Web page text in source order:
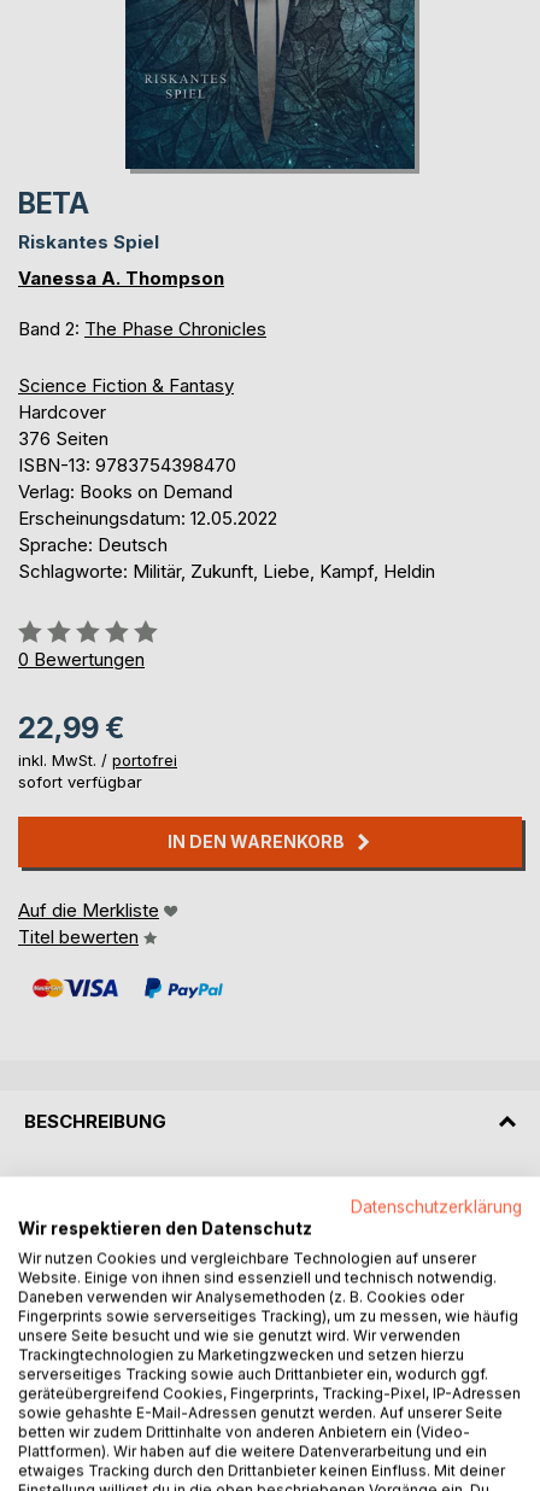
BETA
Riskantes Spiel
Vanessa A. Thompson
Band 2: The Phase Chronicles
Science Fiction & Fantasy
Hardcover
376 Seiten
ISBN-13: 9783754398470
Verlag: Books on Demand
Erscheinungsdatum: 12.05.2022
Sprache: Deutsch
Schlagworte: Militär, Zukunft, Liebe, Kampf, Heldin
Bewertung::
0%
0 Bewertungen
22,99 €
inkl. MwSt. / portofrei
sofort verfügbar
IN DEN WARENKORB
Auf die Merkliste
Titel bewerten
BESCHREIBUNG
Nach dem gefährlichen Kampf in Phase Gamma haben sich
Raellund 40 weitere Rekruten für Phase Beta qualifiziert.
Um Soldaten der Sondereinheit Alpha zu werden, müssen
sie in einem lebensgefährlichen Spiel gegeneinander
antreten und ihre Fähigkeiten erneut unter Beweis stellen.
Die Zeit drängt und von den Rekruten wird mehr abverlangt,
als je zuvor.
Dazu hat Raell noch mit ihren verwirrten Gefühlen zu
kämpfen, denn Alecs plötzliche Zuneigung bringt sie völlig
durcheinander und dann sind da auch noch ihre verbotenen
Datenschutzerklärung
Wir respektieren den Datenschutz
Wir nutzen Cookies und vergleichbare Technologien auf unserer
Website. Einige von ihnen sind essenziell und technisch notwendig.
Daneben verwenden wir Analysemethoden (z. B. Cookies oder
Fingerprints sowie serverseitiges Tracking), um zu messen, wie häufig
unsere Seite besucht und wie sie genutzt wird. Wir verwenden
Trackingtechnologien zu Marketingzwecken und setzen hierzu
serverseitiges Tracking sowie auch Drittanbieter ein, wodurch ggf.
geräteübergreifend Cookies, Fingerprints, Tracking-Pixel, IP-Adressen
sowie gehashte E-Mail-Adressen genutzt werden. Auf unserer Seite
betten wir zudem Drittinhalte von anderen Anbietern ein (Video-
Plattformen). Wir haben auf die weitere Datenverarbeitung und ein
etwaiges Tracking durch den Drittanbieter keinen Einfluss. Mit deiner